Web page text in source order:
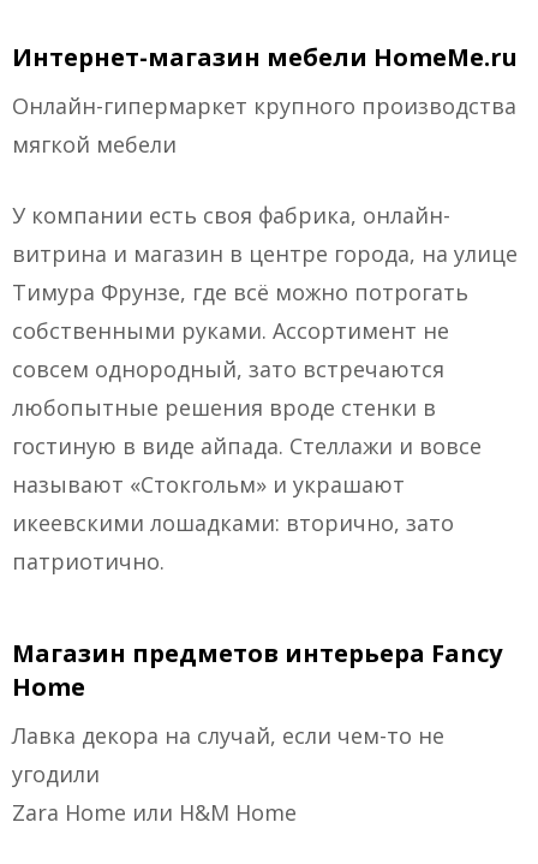
Интернет-магазин мебели HomeMe.ru
Онлайн-гипермаркет крупного производства
мягкой мебели
У компании есть своя фабрика, онлайн-
витрина и магазин в центре города, на улице
Тимура Фрунзе, где всё можно потрогать
собственными руками. Ассортимент не
совсем однородный, зато встречаются
любопытные решения вроде стенки в
гостиную в виде айпада. Стеллажи и вовсе
называют «Стокгольм» и украшают
икеевскими лошадками: вторично, зато
патриотично.
Магазин предметов интерьера Fancy
Home
Лавка декора на случай, если чем-то не
угодили
Zara Home или H&M Home